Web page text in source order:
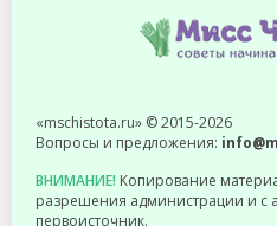
«mschistota.ru» © 2015-2026
Вопросы и предложения:
ВНИМАНИЕ! Копирование
разрешения администрации и с
первоисточник.